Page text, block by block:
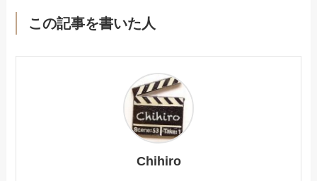
この記事を書いた人
Chihiro